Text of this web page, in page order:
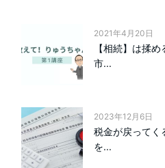
2021年4月20日
【相続】は揉
市...
2023年12月6日
税金が戻ってく
を...